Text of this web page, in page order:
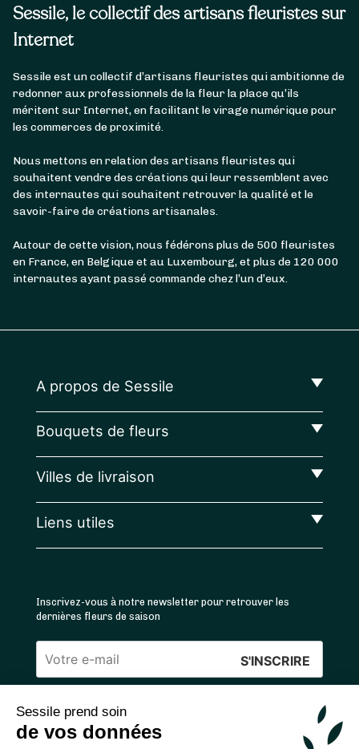
Sessile prend soin
de vos données
Sessile, le collectif des artisans fleuristes sur
Internet
Sessile est un collectif d’artisans fleuristes qui ambitionne de
redonner aux professionnels de la fleur la place qu’ils
méritent sur Internet, en facilitant le virage numérique pour
les commerces de proximité.
Nous mettons en relation des artisans fleuristes qui
souhaitent vendre des créations qui leur ressemblent avec
des internautes qui souhaitent retrouver la qualité et le
savoir-faire de créations artisanales.
Autour de cette vision, nous fédérons plus de 500 fleuristes
en France, en Belgique et au Luxembourg, et plus de 120 000
internautes ayant passé commande chez l’un d’eux.
A propos de Sessile
Bouquets de fleurs
Villes de livraison
Liens utiles
Inscrivez-vous à notre newsletter pour retrouver les
dernières fleurs de saison
Veuillez
ce
champ
4.4 /5 ⭐ | 120 000+ bouquets livrés |
Achats 100% sécurisés